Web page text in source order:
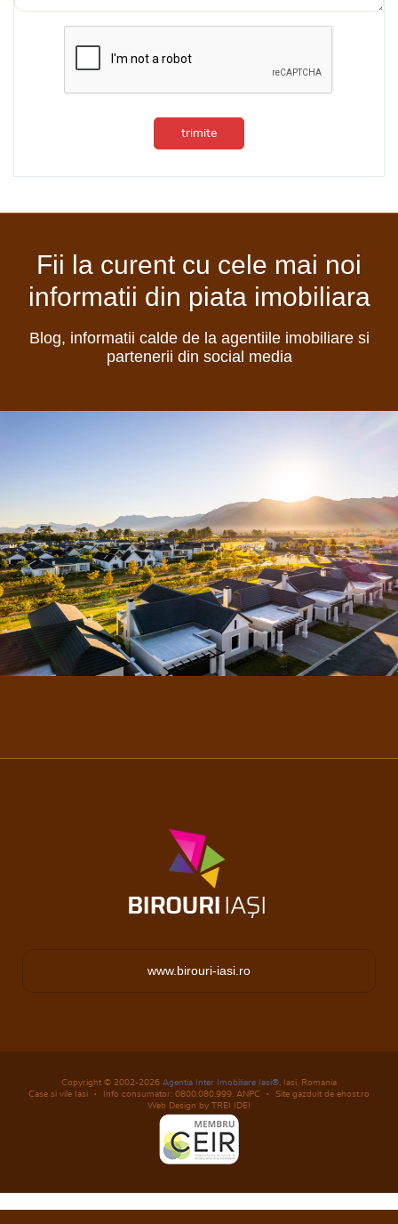
trimite
Fii la curent cu cele mai noi
informatii din piata imobiliara
Blog, informatii calde de la agentiile imobiliare si
partenerii din social media
www.birouri-iasi.ro
Copyright © 2002-2026 Agentia Inter Imobiliare Iasi® , Iasi, Romania
Case si vile Iasi
Info consumator: 0800.080.999, ANPC
Site gazduit de ehost.ro
Web Design by TREI IDEI